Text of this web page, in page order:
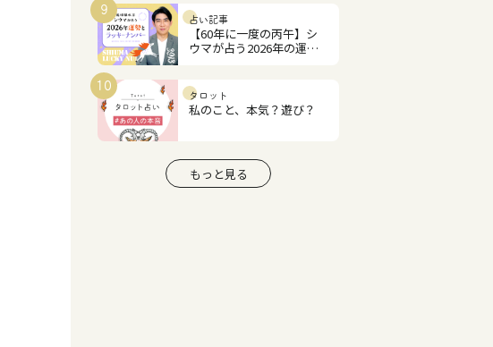
9
占い記事
【60年に一度の丙午】シ
ウマが占う2026年の運勢
10
タロット
私のこと、本気？遊び？
もっと見る